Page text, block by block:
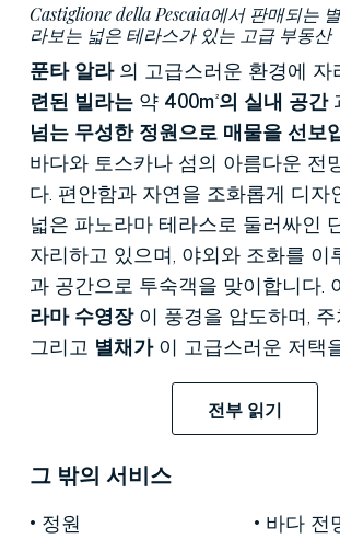
Castiglione della Pescaia에서 판매되는
라보는 넓은 테라스가 있는 고급 부동산
푼타 알라의 고급스러운 환경에 자
련된 빌라는 약 400m²의 실내 공간
넘는 무성한 정원으로 매물을 선보
바다와 토스카나 섬의 아름다운 전
다. 편안함과 자연을 조화롭게 디자
넓은 파노라마 테라스로 둘러싸인
자리하고 있으며, 야외와 조화를 이
과 공간으로 투숙객을 맞이합니다.
라마 수영장이 풍경을 압도하며, 주
그리고 별채가이 고급스러운 저택
토스카나에서 가장 아름다운 해안
과 프라이버시, 그리고 바다와의 만
들에게 안성맞춤입니다.
이 숙박 시설은 아름다운 모래사장,
츠 클럽으로 유명한
토스카나 마렘
전부 읽기
그 밖의 서비스
정원
바다 전